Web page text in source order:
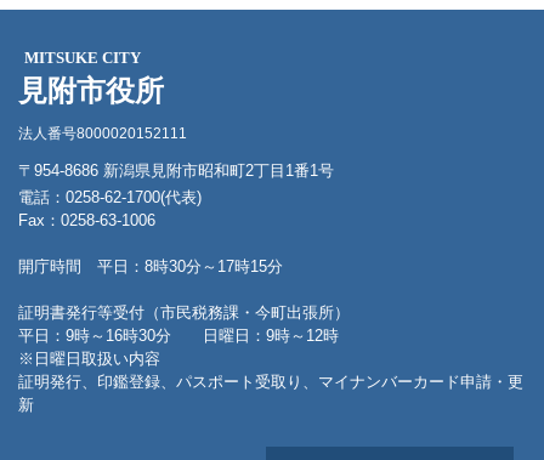
MITSUKE CITY
見附市役所
法人番号8000020152111
〒954-8686 新潟県見附市昭和町2丁目1番1号
電話：0258-62-1700(代表)
Fax：0258-63-1006
開庁時間 平日：8時30分～17時15分
証明書発行等受付（市民税務課・今町出張所）
平日：9時～16時30分 日曜日：9時～12時
※日曜日取扱い内容
証明発行、印鑑登録、パスポート受取り、マイナンバーカード申請・更
新